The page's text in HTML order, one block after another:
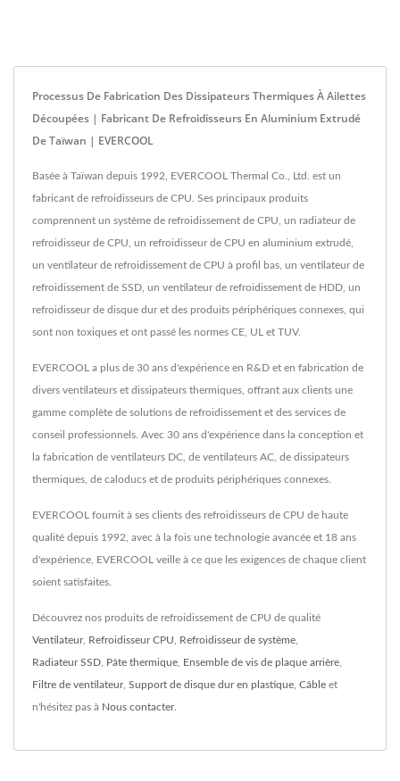
Processus De Fabrication Des Dissipateurs Thermiques À Ailettes
Découpées | Fabricant De Refroidisseurs En Aluminium Extrudé
De Taïwan | EVERCOOL
Basée à Taïwan depuis 1992, EVERCOOL Thermal Co., Ltd. est un
fabricant de refroidisseurs de CPU. Ses principaux produits
comprennent un système de refroidissement de CPU, un radiateur de
refroidisseur de CPU, un refroidisseur de CPU en aluminium extrudé,
un ventilateur de refroidissement de CPU à profil bas, un ventilateur de
refroidissement de SSD, un ventilateur de refroidissement de HDD, un
refroidisseur de disque dur et des produits périphériques connexes, qui
sont non toxiques et ont passé les normes CE, UL et TUV.
EVERCOOL a plus de 30 ans d'expérience en R&D et en fabrication de
divers ventilateurs et dissipateurs thermiques, offrant aux clients une
gamme complète de solutions de refroidissement et des services de
conseil professionnels. Avec 30 ans d'expérience dans la conception et
la fabrication de ventilateurs DC, de ventilateurs AC, de dissipateurs
thermiques, de caloducs et de produits périphériques connexes.
EVERCOOL fournit à ses clients des refroidisseurs de CPU de haute
qualité depuis 1992, avec à la fois une technologie avancée et 18 ans
d'expérience, EVERCOOL veille à ce que les exigences de chaque client
soient satisfaites.
Découvrez nos produits de refroidissement de CPU de qualité
Ventilateur, Refroidisseur CPU Refroidisseur de système
Radiateur SSD Pâte thermique Ensemble de vis de plaque arrière
Filtre de ventilateur, Support de disque dur en plastique Câble et
n'hésitez pas à Nous contacter.